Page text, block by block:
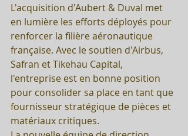
L'acquisition d'Aubert & Duval met
en lumière les efforts déployés pour
renforcer la filière aéronautique
française. Avec le soutien d'Airbus,
Safran et Tikehau Capital,
l'entreprise est en bonne position
pour consolider sa place en tant que
fournisseur stratégique de pièces et
matériaux critiques.